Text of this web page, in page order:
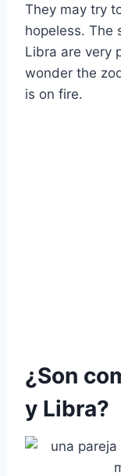
They may try
hopeless. The
Libra are very
wonder the
is on fire.
¿Son
y Libra?